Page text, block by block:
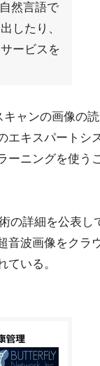
然言語で
したり、
ービスを
ャンの画像の
エキスパートシ
ーニングを使
の詳細を公表
音波画像をクラ
ている。